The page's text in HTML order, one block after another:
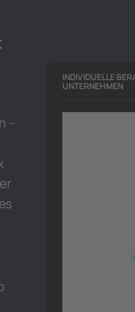
–
INDIVIDUELLE
UNTERNEHMEN